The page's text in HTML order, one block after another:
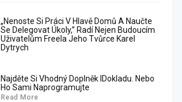
„Nenoste Si Práci V Hlavě Domů A Naučte
Se Delegovat Úkoly,” Radí Nejen Budoucím
Uživatelům Freela Jeho Tvůrce Karel
Dytrych
Najděte Si Vhodný Doplněk IDokladu. Nebo
Ho Sami Naprogramujte
Read More